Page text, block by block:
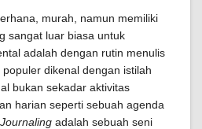
murah, namun memiliki
sangat luar biasa untuk
adalah dengan rutin menulis
dikenal dengan istilah
bukan sekadar aktivitas
harian seperti sebuah agenda
Journaling adalah sebuah seni